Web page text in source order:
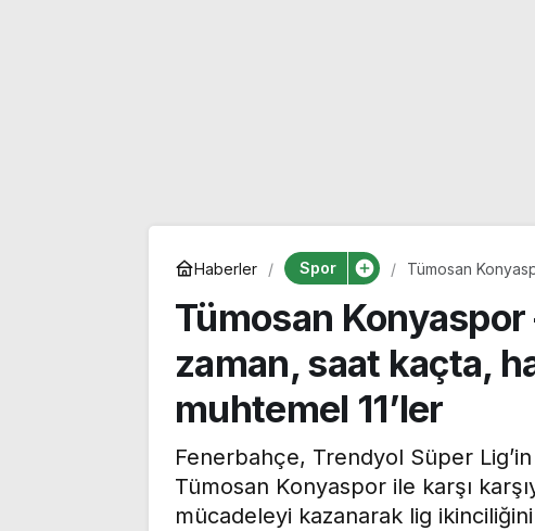
Haberler Spor
Tümosan
Tümosan Konyaspor
zaman, saat kaçta,
muhtemel 11’ler
Fenerbahçe, Trendyol Süper
Tümosan Konyaspor ile karşı
mücadeleyi kazanarak lig